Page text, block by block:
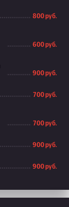
800 руб.
600 руб.
900 руб.
700 руб.
700 руб.
900 руб.
900 руб.